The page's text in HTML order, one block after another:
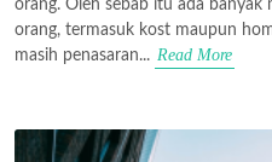
orang. Oleh sebab itu ada
orang, termasuk kost maupun
masih penasaran... Read More